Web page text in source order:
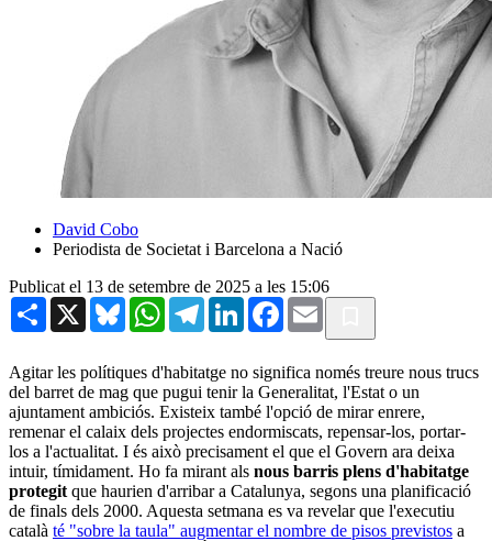
David Cobo
Periodista de Societat i Barcelona a Nació
Publicat el 13 de setembre de 2025 a les 15:06
Share X BlueskyWhatsAppTelegramLinkedInFacebook
Email
Agitar les polítiques d'habitatge no significa només treure nous trucs
del barret de mag que pugui tenir la Generalitat, l'Estat o un
ajuntament ambiciós. Existeix també l'opció de mirar enrere,
remenar el calaix dels projectes endormiscats, repensar-los, portar-
los a l'actualitat. I és això precisament el que el Govern ara deixa
intuir, tímidament. Ho fa mirant als nous barris plens d'habitatge
protegit que haurien d'arribar a Catalunya, segons una planificació
de finals dels 2000. Aquesta setmana es va revelar que l'executiu
català té "sobre la taula" augmentar el nombre de pisos previstos a